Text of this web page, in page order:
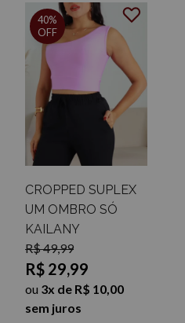
CROPPED SUPLEX
UM OMBRO SÓ
KAILANY
R$ 49,99
R$ 29,99
ou 3x de R$ 10,00
sem juros
40%
OFF